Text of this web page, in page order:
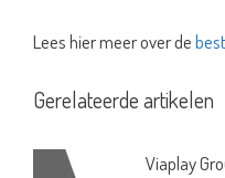
Lees hier meer over de
Gerelateerde artikelen
Viaplay